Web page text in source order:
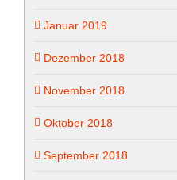
Januar 2019
Dezember 2018
November 2018
Oktober 2018
September 2018